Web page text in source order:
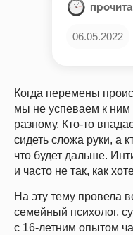
06.05.2022
Когда перемены
мы не успеваем к ним
разному. Кто-то
сидеть сложа руки, а
что будет дальше.
и часто не так, как
На эту тему провела
семейный психолог,
с 16-летним опытом